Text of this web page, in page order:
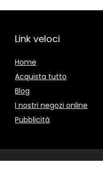
Link veloci
Home
Acquista tutto
Blog
I nostri negozi online
Pubblicità